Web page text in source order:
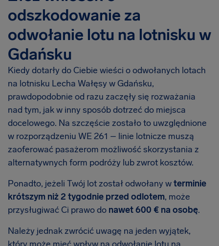
odszkodowanie za
odwołanie lotu na lotnisku w
Gdańsku
Kiedy dotarły do Ciebie wieści o odwołanych lotach
na lotnisku Lecha Wałęsy w Gdańsku,
prawdopodobnie od razu zaczęły się rozważania
nad tym, jak w inny sposób dotrzeć do miejsca
docelowego. Na szczęście zostało to uwzględnione
w rozporządzeniu WE 261 – linie lotnicze muszą
zaoferować pasażerom możliwość skorzystania z
alternatywnych form podróży lub zwrot kosztów.
Ponadto, jeżeli Twój lot został odwołany wterminie
krótszym niż 2 tygodnie przed odlotem, może
przysługiwać Ci prawo do nawet 600 € na osobę.
Należy jednak zwrócić uwagę na jeden wyjątek,